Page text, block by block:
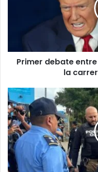
intensifica
carrera
presidencial
Primer debate
la
Sala
IV
avala
extradición
de
nacionales
acusados
de